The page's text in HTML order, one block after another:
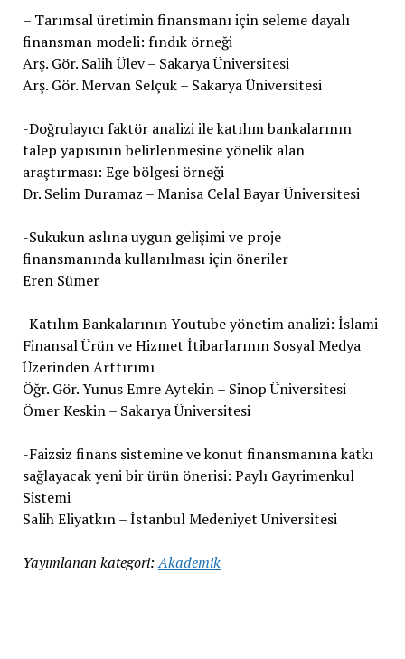
– Tarımsal üretimin finansmanı için seleme dayalı
finansman modeli: fındık örneği
Arş. Gör. Salih Ülev – Sakarya Üniversitesi
Arş. Gör. Mervan Selçuk – Sakarya Üniversitesi
-Doğrulayıcı faktör analizi ile katılım bankalarının
talep yapısının belirlenmesine yönelik alan
araştırması: Ege bölgesi örneği
Dr. Selim Duramaz – Manisa Celal Bayar Üniversitesi
-Sukukun aslına uygun gelişimi ve proje
finansmanında kullanılması için öneriler
Eren Sümer
-Katılım Bankalarının Youtube yönetim analizi: İslami
Finansal Ürün ve Hizmet İtibarlarının Sosyal Medya
Üzerinden Arttırımı
Öğr. Gör. Yunus Emre Aytekin – Sinop Üniversitesi
Ömer Keskin – Sakarya Üniversitesi
-Faizsiz finans sistemine ve konut finansmanına katkı
sağlayacak yeni bir ürün önerisi: Paylı Gayrimenkul
Sistemi
Salih Eliyatkın – İstanbul Medeniyet Üniversitesi
Yayımlanan kategori: Akademik